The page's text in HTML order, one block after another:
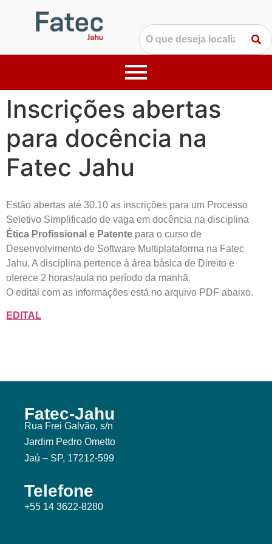
Inscrições abertas
para docência na
Fatec Jahu
Estão abertas até 30.10 as inscrições para um Processo
Seletivo Simplificado de vaga em docência na disciplina
Ética Profissional e Patente para o curso de
Desenvolvimento de Software Multiplataforma na Fatec
Jahu. A disciplina pertence à área básica de Direito e
oferece 2 horas/aula no período da manhã.
O edital com as informações está no arquivo PDF abaixo.
EDITAL
Fatec-Jahu
Rua Frei Galvão, s/n
Jardim Pedro Ometto
Jaú – SP, 17212-599
Telefone
+55 14 3622-8280